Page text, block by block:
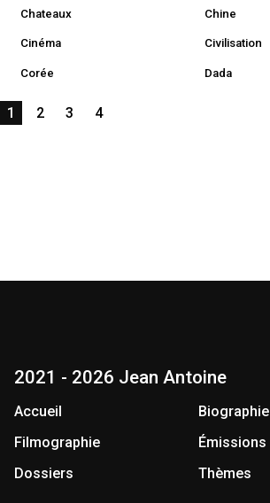
Chateaux Chine
Cinéma Civilisation
Corée Dada
1 2 3 4
2021 - 2026 Jean Antoine
Accueil
Biographie
Filmographie
Émissions
Dossiers
Thèmes